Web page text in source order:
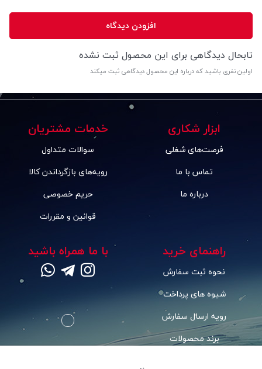
افزودن دیدگاه
تابحال دیدگاهی برای این محصول ثبت نشده
اولین نفری باشید که درباره این محصول دیدگاهی ثبت میکند
ابزار شکاری
فرصت‌های شغلی
تماس با ما
درباره ما
خدمات مشتریان
سوالات متداول
رویه‌های بازگرداندن کالا
حریم خصوصی
قوانین و مقررات
راهنمای خرید
نحوه ثبت سفارش
شیوه های پرداخت
رویه ارسال سفارش
برند محصولات
با ما همراه باشید